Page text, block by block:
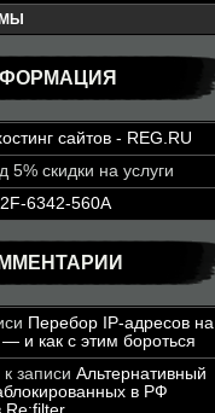
сайтов - REG.RU
5% скидки на услуги
6342-560A
Перебор IP-адресов на
— и как с этим бороться
к записи Альтернативный
в РФ